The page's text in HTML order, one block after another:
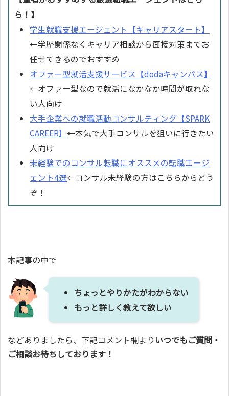
ら！】
学生就職支援エージェント【キャリアスタート】
←学歴関係なくキャリア相談から面接対策までお
任せできるのでおすすめ
オファー型就活支援サービス【dodaキャンパス】
←オファー型なので就活になかなか時間が取れな
い人向け
大手企業への就職活動コンサルティング【SPARK
CAREER】 ←本気で大手コンサルを狙いに行きたい
人向け
未経験でのコンサル転職にオススメの転職エージ
ェント4選←コンサル未経験の方はこちらからどう
ぞ！
本記事の中で
ちょっとやりかたがわからない
もっと詳しく教えて欲しい
などありましたら、下記コメント欄よりいつでもご質問・
ご相談お待ちしております！